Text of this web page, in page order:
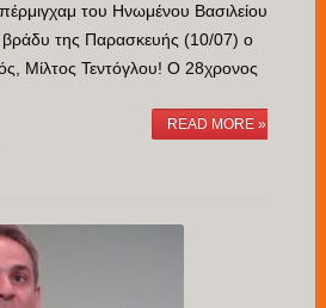
του Ηνωμένου Βασιλείου
βράδυ της Παρασκευής (10/07) ο
Μίλτος Τεντόγλου! Ο 28χρονος
READ MORE »